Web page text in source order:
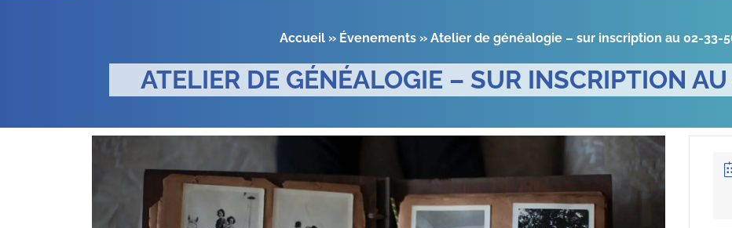
Accueil» Évenements» Atelier de généalogie – sur inscription au 02-33-
ATELIER DE GÉNÉALOGIE – SUR INSCRIPTION